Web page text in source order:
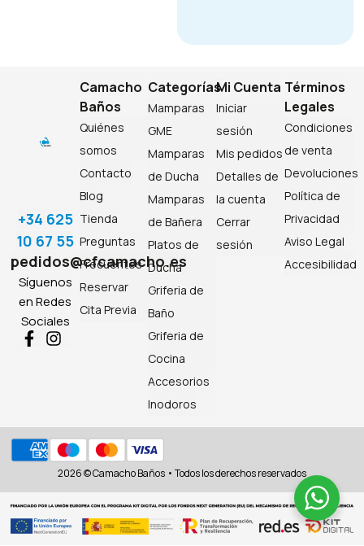
+34 625
10 67 55
pedidos@cfcamacho.es
Síguenos
en Redes
Sociales
Camacho
Baños
Quiénes
somos
Contacto
Blog
Tienda
Preguntas
Frecuentes
Reservar
Cita Previa
Categorías
Mamparas
GME
Mamparas
de Ducha
Mamparas
de Bañera
Platos de
Ducha
Griferia de
Baño
Griferia de
Cocina
Accesorios
Inodoros
Mi Cuenta
Iniciar
sesión
Mis pedidos
Detalles de
la cuenta
Cerrar
sesión
Términos
Legales
Condiciones
de venta
Devoluciones
Política de
Privacidad
Aviso Legal
Accesibilidad
2026 © Camacho Baños • Todos los derechos reservados